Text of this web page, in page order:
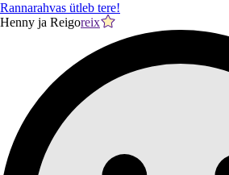
Rannarahvas ütleb tere!
Henny ja Reigoreix